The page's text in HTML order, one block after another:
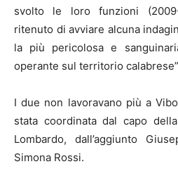
svolto le loro funzioni
ritenuto di avviare alcuna
la più pericolosa e
operante sul territorio
I due non lavoravano più a
stata coordinata dal capo
Lombardo, dall’aggiunto
Simona Rossi.